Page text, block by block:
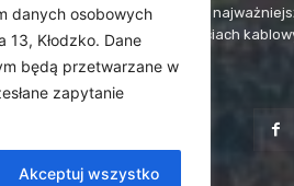
danych osobowych
13, Kłodzko. Dane
będą przetwarzane w
zapytanie
Akceptuj wszystko
Dostarczamy najświeższe i
sieciach